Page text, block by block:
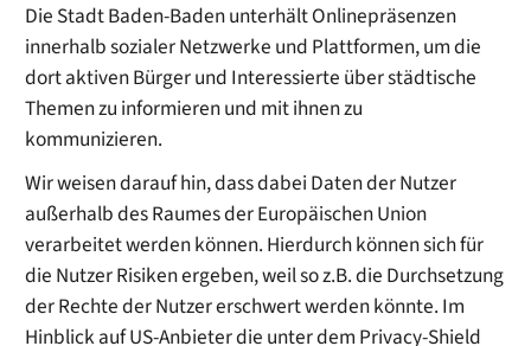
Die Stadt Baden-Baden unterhält Onlinepräsenzen
innerhalb sozialer Netzwerke und Plattformen, um die
dort aktiven Bürger und Interessierte über städtische
Themen zu informieren und mit ihnen zu
kommunizieren.
Wir weisen darauf hin, dass dabei Daten der Nutzer
außerhalb des Raumes der Europäischen Union
verarbeitet werden können. Hierdurch können sich für
die Nutzer Risiken ergeben, weil so z.B. die Durchsetzung
der Rechte der Nutzer erschwert werden könnte. Im
Hinblick auf US-Anbieter die unter dem Privacy-Shield